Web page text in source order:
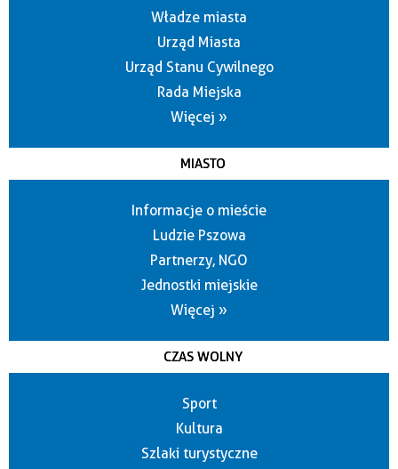
Władze miasta
Urząd Miasta
Urząd Stanu Cywilnego
Rada Miejska
Więcej »
MIASTO
Informacje o mieście
Ludzie Pszowa
Partnerzy, NGO
Jednostki miejskie
Więcej »
CZAS WOLNY
Sport
Kultura
Szlaki turystyczne